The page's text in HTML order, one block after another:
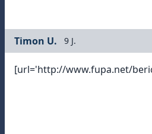
Timon U. 9 J.
[url='http://www.fupa.net/